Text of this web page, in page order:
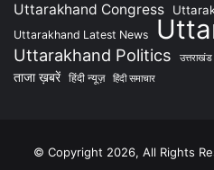
Uttarakhand Congress
Uttarakhand Latest News
Uttarakhand Politics उत्तराखंड
ताजा ख़बरें हिंदी न्यूज़ हिंदी समाचार
© Copyright 2026, All Rights